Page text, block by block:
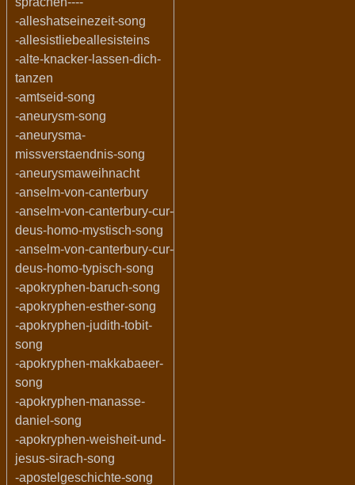
-alleshatseinezeit-song
-allesistliebeallesisteins
-alte-knacker-lassen-dich-
tanzen
-amtseid-song
-aneurysm-song
-aneurysma-
missverstaendnis-song
-aneurysmaweihnacht
-anselm-von-canterbury
-anselm-von-canterbury-cur-
deus-homo-mystisch-song
-anselm-von-canterbury-cur-
deus-homo-typisch-song
-apokryphen-baruch-song
-apokryphen-esther-song
-apokryphen-judith-tobit-
song
-apokryphen-makkabaeer-
song
-apokryphen-manasse-
daniel-song
-apokryphen-weisheit-und-
jesus-sirach-song
-apostelgeschichte-song